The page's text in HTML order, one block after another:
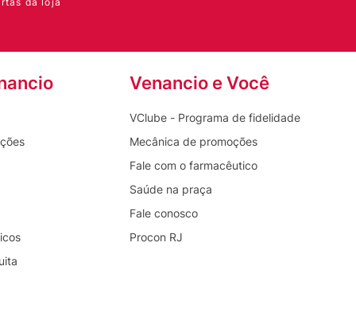
Venancio e Você
VClube - Programa de fidelidade
Mecânica de promoções
Fale com o farmacêutico
Saúde na praça
Fale conosco
Procon RJ